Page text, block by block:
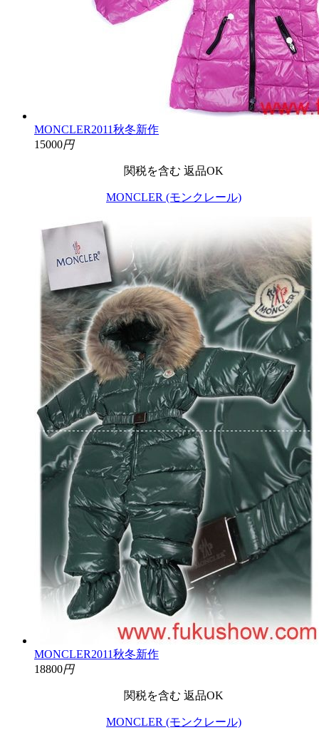
MONCLER2011秋冬新作
15000円
関税を含む 返品OK
MONCLER (モンクレール)
MONCLER2011秋冬新作
18800円
関税を含む 返品OK
MONCLER (モンクレール)